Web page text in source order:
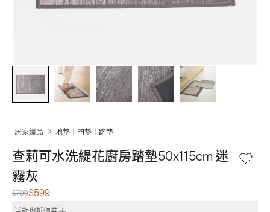
居家織品 地墊｜門墊｜踏墊
查莉可水洗緹花廚房踏墊50x115cm 迷
霧灰
$799$599